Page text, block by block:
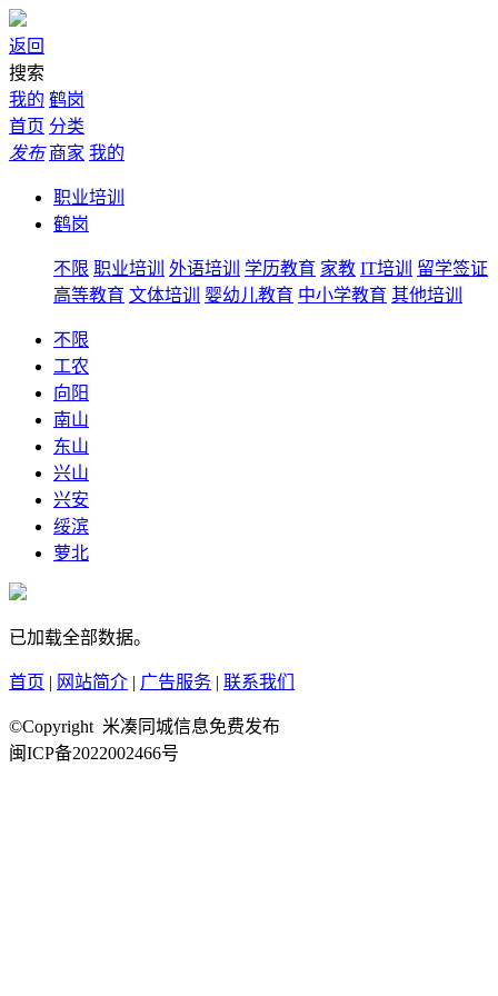
返回
搜索
我的 鹤岗
首页 分类
发布 商家 我的
职业培训
鹤岗
不限 职业培训 外语培训 学历教育 家教 IT培训
留学签证
高等教育 文体培训 婴幼儿教育 中小学教育 其他培训
不限
工农
向阳
南山
东山
兴山
兴安
绥滨
萝北
已加载全部数据。
首页 | 网站简介 | 广告服务 | 联系我们
©Copyright 米凑同城信息免费发布
闽ICP备2022002466号